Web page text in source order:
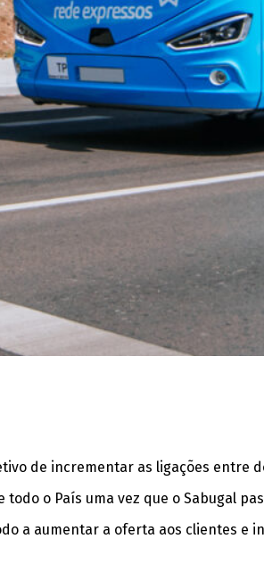
de incrementar as ligações entre
o País uma vez que o Sabugal
aumentar a oferta aos clientes